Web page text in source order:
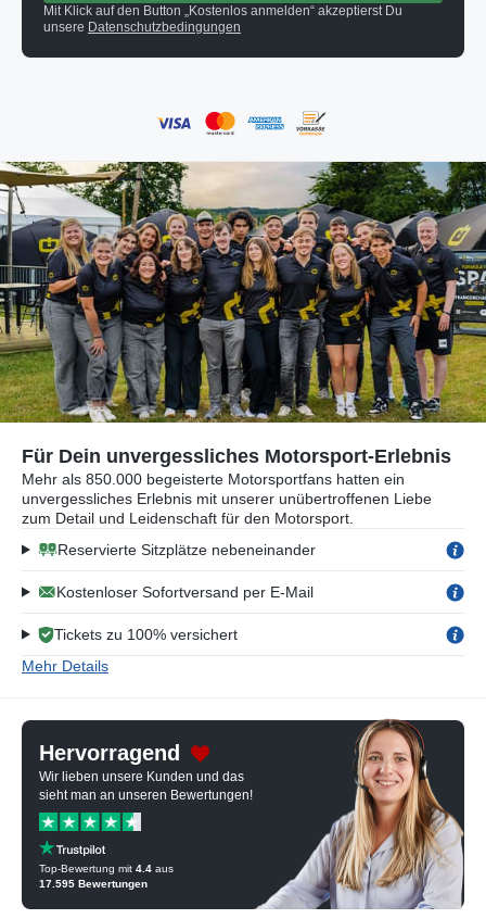
Mit Klick auf den Button „Kostenlos anmelden“ akzeptierst Du
unsere Datenschutzbedingungen
Für Dein unvergessliches Motorsport-Erlebnis
Mehr als 850.000 begeisterte Motorsportfans hatten ein
unvergessliches Erlebnis mit unserer unübertroffenen Liebe
zum Detail und Leidenschaft für den Motorsport.
Reservierte Sitzplätze nebeneinander
Kostenloser Sofortversand per E-Mail
Tickets zu 100% versichert
Mehr Details
Hervorragend
Wir lieben unsere Kunden und das
sieht man an unseren Bewertungen!
Top-Bewertung mit 4.4 aus
17.595 Bewertungen